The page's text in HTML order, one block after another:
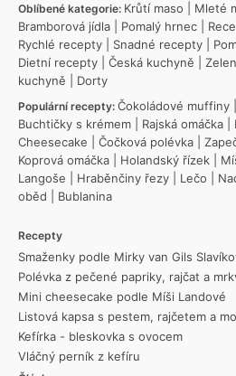
Oblíbené kategorie: Krůtí maso Mleté
Bramborová jídla
Pomalý hrnec
Rychlé recepty
Snadné recepty
Dietní recepty
Česká kuchyně
kuchyně
Dorty
Populární recepty: Čokoládové muffiny
Buchtičky s krémem
Rajská omáčka
Cheesecake
Čočková polévka
Koprová omáčka
Holandský řízek
Langoše
Hraběnčiny řezy Lečo
oběd
Bublanina
Recepty
Smaženky podle Mirky van Gils
Polévka z pečené papriky, rajčat a
Mini cheesecake podle Míši Landové
Listová kapsa s pestem, rajčetem a
Kefírka - bleskovka s ovocem
Vláčný perník z kefíru